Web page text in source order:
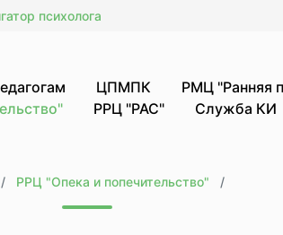
психолога
ЦПМПК РМЦ "Ранняя
РРЦ "РАС" Служба КИ
РРЦ "Опека и попечительство"